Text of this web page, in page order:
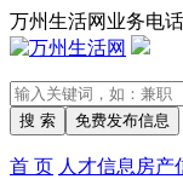
万州生活网业务电
首 页 人才信息 房产